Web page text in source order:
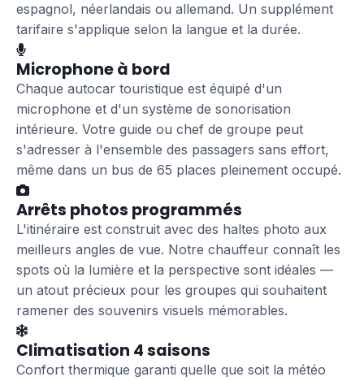
espagnol, néerlandais ou allemand. Un supplément
tarifaire s'applique selon la langue et la durée.
Microphone à bord
Chaque autocar touristique est équipé d'un
microphone et d'un système de sonorisation
intérieure. Votre guide ou chef de groupe peut
s'adresser à l'ensemble des passagers sans effort,
même dans un bus de 65 places pleinement occupé.
Arrêts photos programmés
L'itinéraire est construit avec des haltes photo aux
meilleurs angles de vue. Notre chauffeur connaît les
spots où la lumière et la perspective sont idéales —
un atout précieux pour les groupes qui souhaitent
ramener des souvenirs visuels mémorables.
Climatisation 4 saisons
Confort thermique garanti quelle que soit la météo